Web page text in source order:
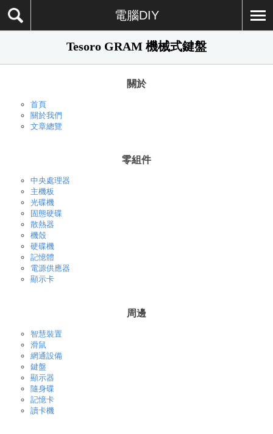
電腦DIY
Tesoro GRAM 機械式鍵盤
關於
首頁
關於我們
文章總覽
零組件
中央處理器
主機板
光碟機
固態硬碟
散熱器
機殼
硬碟機
記憶體
電源供應器
顯示卡
周邊
智慧裝置
滑鼠
網通設備
鍵盤
顯示器
隨身碟
記憶卡
讀卡機